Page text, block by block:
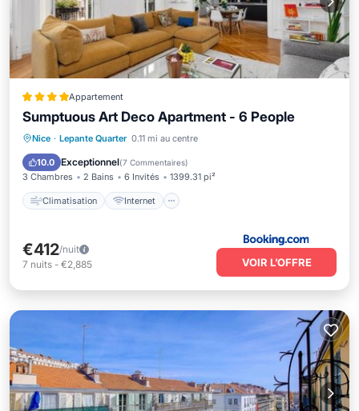
Appartement
Sumptuous Art Deco Apartment - 6 People
Nice · Lepante Quarter 0.11 mi au centre
10.0 Exceptionnel(7 Commentaires)
3 Chambres 2 Bains 6 Invités 1399.31 pi²
Climatisation Internet
Climatisation
Internet
Adapté aux enfants
€412/nuit
7 nuits - €2,885 VOIR L’OFFRE